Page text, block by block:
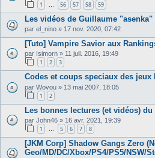
1 56 57 58 59
Les vidéos de Guillaume
par el_nino » 17 nov. 2020, 07:42
[Tuto] Vampire Savior aux
par Isimorn » 11 juil. 2016, 19:49
1 2 3
Codes et coups speciaux des jeux
par Wovou » 13 mai 2007, 18:05
1 2
Les bonnes lectures (et vidéos) du
par John46 » 16 avr. 2021, 19:39
1 … 5 6 7 8
[JKM Corp] Shadow Gangs Zero
Geo/MD/DC/Xbox/PS4/PS5/NSW/